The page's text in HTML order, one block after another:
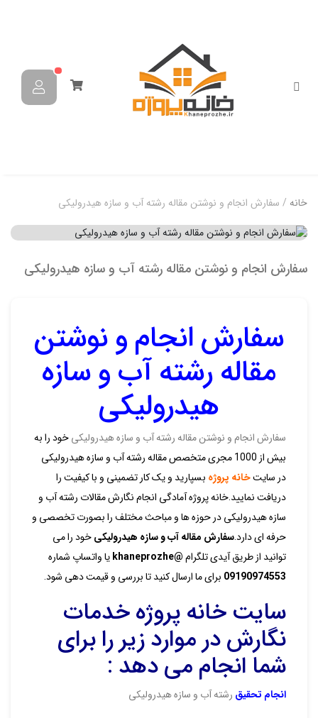
خانه / سفارش انجام و نوشتن مقاله رشته آب و سازه هیدرولیکی
سفارش انجام و نوشتن مقاله رشته آب و سازه هیدرولیکی
سفارش انجام و نوشتن
مقاله رشته آب و سازه
هیدرولیکی
سفارش انجام و نوشتن مقاله رشته آب و سازه هیدرولیکی خود را به
بیش از 1000 مجری متخصص مقاله رشته آب و سازه هیدرولیکی
در سایتخانه پروژه بسپارید و یک کار تضمینی و با کیفیت را
دریافت نمایید.خانه پروژه آمادگی انجام نگارش مقالات رشته آب و
سازه هیدرولیکی در حوزه ها و مباحث مختلف را بصورت تخصصی و
حرفه ای دارد. سفارش مقاله آب و سازه هیدرولیکی خود را می
توانید از طریق آیدی تلگرام @khaneprozhe
یا واتساپ شماره
09190974553 برای ما ارسال کنید تا بررسی و قیمت دهی شود.
سایت خانه پروژه خدمات
نگارش در موارد زیر را برای
شما انجام می دهد :
انجام تحقیق رشته آب و سازه هیدرولیکی